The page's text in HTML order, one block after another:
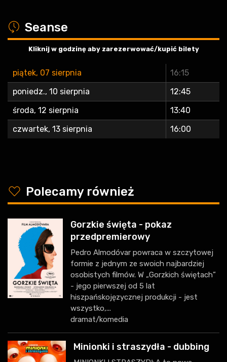
a Seanse
Kliknij w godzinę aby zarezerwować/kupić bilety
piątek, 07 sierpnia
16:15
poniedz., 10 sierpnia
12:45
środa, 12 sierpnia
13:40
czwartek, 13 sierpnia
16:00
y Polecamy również
Gorzkie święta - pokaz
przedpremierowy
Pedro Almodóvar powraca w szczytowej
formie z jednym ze swoich najbardziej
osobistych filmów. W „Gorzkich świętach”
- jego pierwszej od 5 lat
hiszpańskojęzycznej produkcji - jest
wszystko,...
dramat/komedia
Minionki i straszydła - dubbing